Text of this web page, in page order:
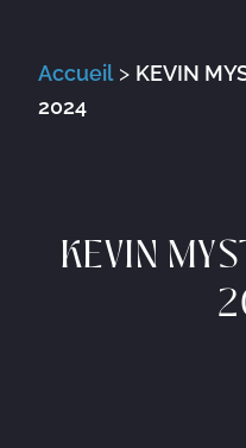
Accueil> KEVIN
2024
KEVIN